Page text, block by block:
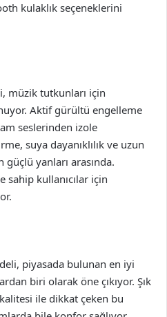
kulaklık seçeneklerini
müzik tutkunları için
Aktif gürültü engelleme
seslerinden izole
suya dayanıklılık ve uzun
yanları arasında.
sahip kullanıcılar için
piyasada bulunan en iyi
biri olarak öne çıkıyor. Şık
ile dikkat çeken bu